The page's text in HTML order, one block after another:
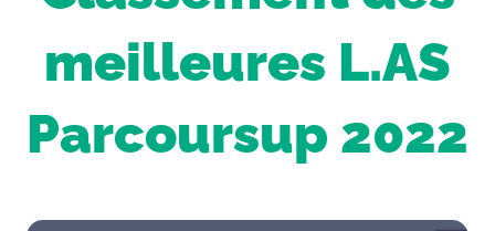
meilleures L.AS
Parcoursup 2022